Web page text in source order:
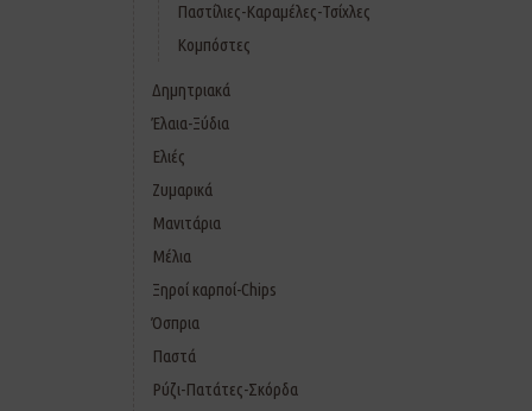
Παστίλιες-Καραμέλες-Τσίχλες
Κομπόστες
Δημητριακά
Έλαια-Ξύδια
Ελιές
Ζυμαρικά
Μανιτάρια
Μέλια
Ξηροί καρποί-Chips
Όσπρια
Παστά
Ρύζι-Πατάτες-Σκόρδα